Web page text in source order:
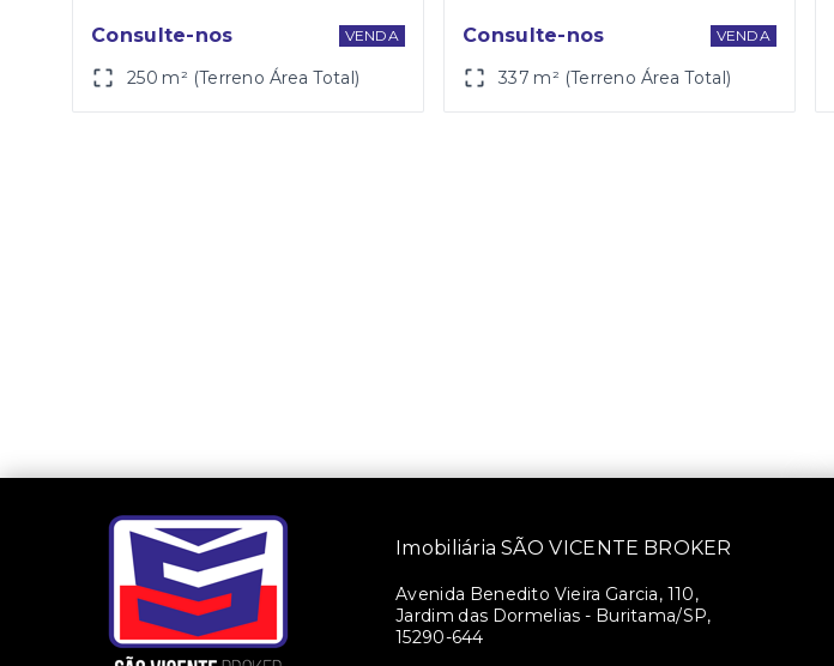
Consulte-nos VENDA
250 m² (Terreno Área Total)
Consulte-nos VENDA
337 m² (Terreno Área Total)
Imobiliária SÃO VICENTE BROKER
Avenida Benedito Vieira Garcia, 110,
Jardim das Dormelias - Buritama/SP,
15290-644